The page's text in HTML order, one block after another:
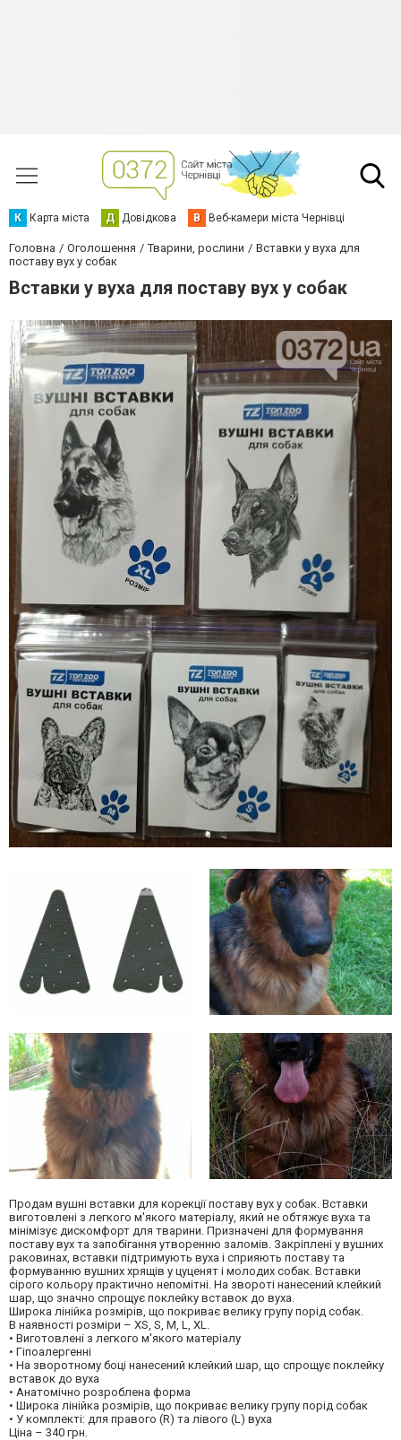
К Карта міста Д Довідкова В Веб-камери міста Чернівці
Головна Оголошення Тварини, рослини
Вставки у вуха для
поставу вух у собак
Вставки у вуха для поставу вух у собак
Продам вушні вставки для корекції поставу вух у собак. Вставки
виготовлені з легкого м'якого матеріалу, який не обтяжує вуха та
мінімізує дискомфорт для тварини. Призначені для формування
поставу вух та запобігання утворенню заломів. Закріплені у вушних
раковинах, вставки підтримують вуха і сприяють поставу та
формуванню вушних хрящів у цуценят і молодих собак. Вставки
сірого кольору практично непомітні. На звороті нанесений клейкий
шар, що значно спрощує поклейку вставок до вуха.
Широка лінійка розмірів, що покриває велику групу порід собак.
В наявності розміри – XS, S, M, L, XL.
• Виготовлені з легкого м'якого матеріалу
• Гіпоалергенні
• На зворотному боці нанесений клейкий шар, що спрощує поклейку
вставок до вуха
• Анатомічно розроблена форма
• Широка лінійка розмірів, що покриває велику групу порід собак
• У комплекті: для правого (R) та лівого (L) вуха
Ціна – 340 грн.